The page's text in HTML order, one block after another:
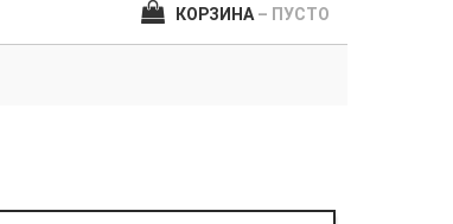
КОРЗИНА – ПУСТО